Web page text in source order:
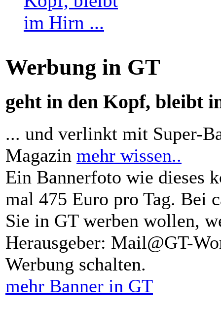
Werbung in GT
geht in den Kopf, bleibt
... und verlinkt mit Super-
Magazin mehr wissen..
Ein Bannerfoto wie dieses
mal 475 Euro pro Tag. Bei
Sie in GT werben wollen,
Herausgeber: Mail@GT-
Werbung schalten.
mehr Banner in GT